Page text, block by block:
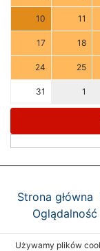
10 11
17 18
24 25
31 1
Strona główna
Oglądalność
Używamy plików